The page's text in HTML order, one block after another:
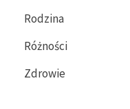
Rodzina
Różności
Zdrowie